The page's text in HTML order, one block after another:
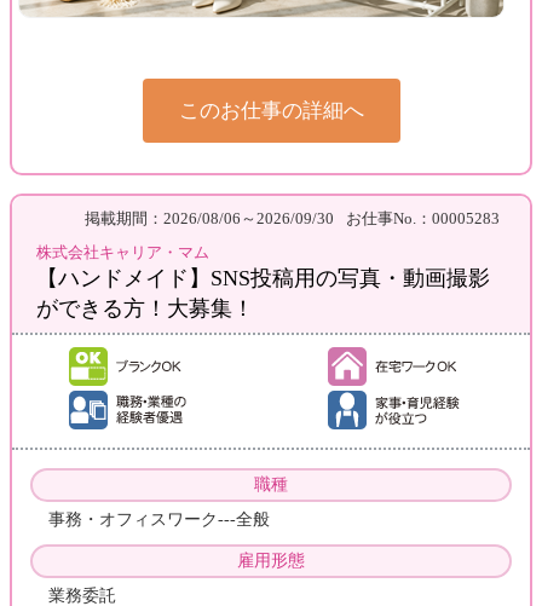
このお仕事の詳細へ
掲載期間：2026/08/06～2026/09/30
お仕事No.：00005283
株式会社キャリア・マム
【ハンドメイド】SNS投稿用の写真・動画撮影
ができる方！大募集！
職種
事務・オフィスワーク---全般
雇用形態
業務委託